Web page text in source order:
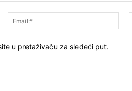
Ime:*
u pretaživaču za sledeći put.